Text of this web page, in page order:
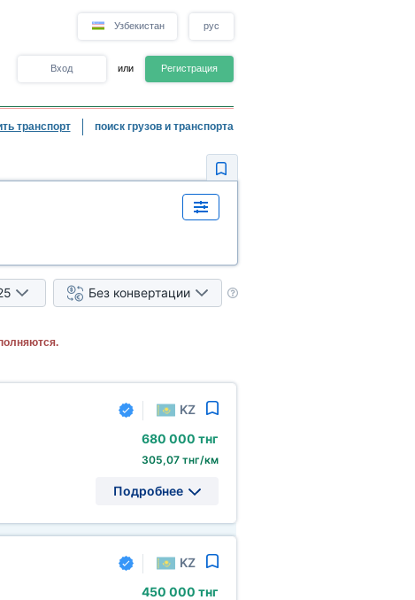
Узбекистан рус
Вход или Регистрация
транспорт поиск грузов и транспорта
Без конвертации
KZ
680 000 тнг
305,07 тнг/км
Подробнее
KZ
450 000 тнг